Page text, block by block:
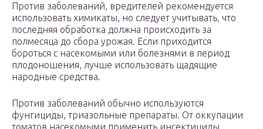
Против заболеваний, вредителей рекомендуется
использовать химикаты, но следует учитывать, что
последняя обработка должна происходить за
полмесяца до сбора урожая. Если приходится
бороться с насекомыми или болезнями в период
плодоношения, лучше использовать щадящие
народные средства.
Против заболеваний обычно используются
фунгициды, триазольные препараты. От оккупации
томатов насекомыми применить инсектициды.